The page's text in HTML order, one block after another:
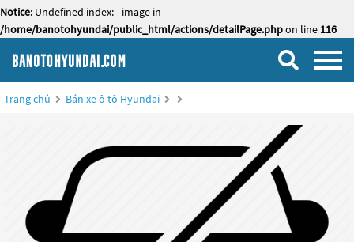
Notice: Undefined index: _image in
/home/banotohyundai/public_html/actions/detailPage.phpon line 116
Trang chủ Bán xe ô tô Hyundai